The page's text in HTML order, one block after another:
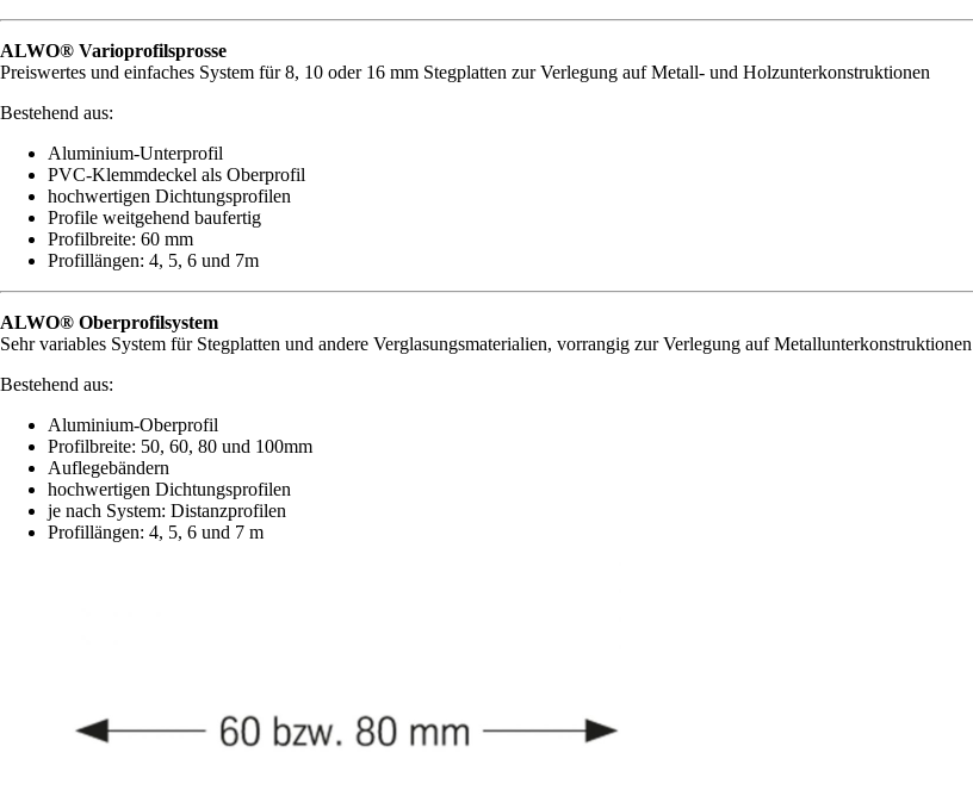
ALWO® Varioprofilsprosse
Preiswertes und einfaches System für 8, 10 oder 16 mm Stegplatten zur Verlegung auf Metall- und Holzunterkonstruktionen
Bestehend aus:
Aluminium-Unterprofil
PVC-Klemmdeckel als Oberprofil
hochwertigen Dichtungsprofilen
Profile weitgehend baufertig
Profilbreite: 60 mm
Profillängen: 4, 5, 6 und 7m
ALWO® Oberprofilsystem
Sehr variables System für Stegplatten und andere Verglasungsmaterialien, vorrangig zur Verlegung auf Metallunterkonstruktionen
Bestehend aus:
Aluminium-Oberprofil
Profilbreite: 50, 60, 80 und 100mm
Auflegebändern
hochwertigen Dichtungsprofilen
je nach System: Distanzprofilen
Profillängen: 4, 5, 6 und 7 m